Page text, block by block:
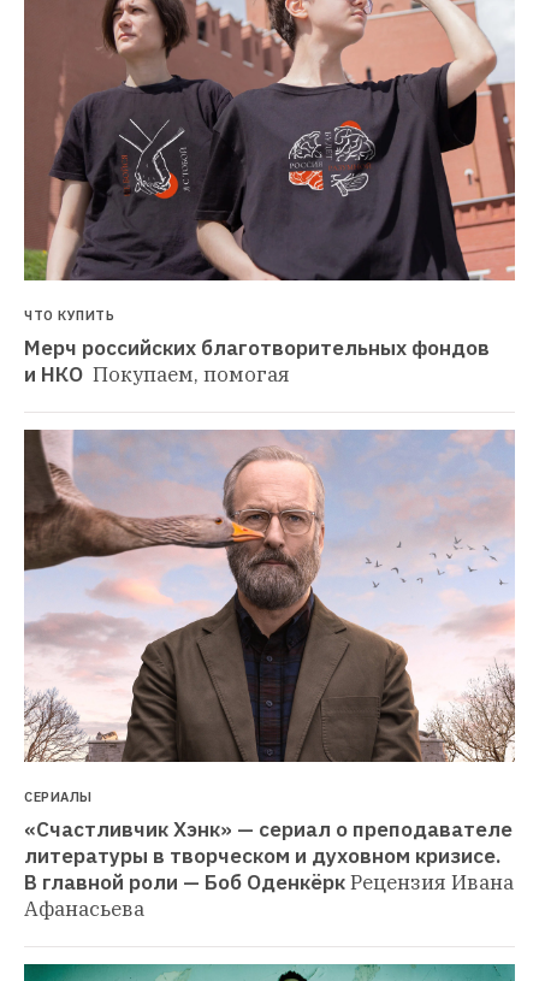
ЧТО КУПИТЬ
Мерч российских благотворительных фондов
и НКО Покупаем, помогая
СЕРИАЛЫ
«Счастливчик Хэнк» — сериал о преподавателе
литературы в творческом и духовном кризисе.
В главной роли — Боб ОденкёркРецензия Ивана
Афанасьева